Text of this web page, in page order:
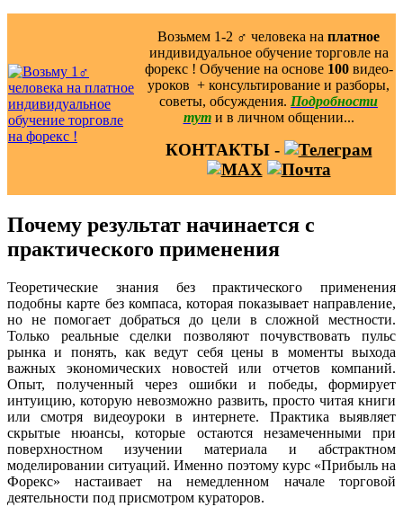
Возьмем 1-2 ‍♂️ человека на платное
индивидуальное обучение торговле на
форекс ! Обучение на основе 100видео-
уроков ️ + консультирование и разборы,
советы, обсуждения. Подробности
тут и в личном общении...
КОНТАКТЫ -
Почему результат начинается с
практического применения
Теоретические знания без практического применения
подобны карте без компаса, которая показывает направление,
но не помогает добраться до цели в сложной местности.
Только реальные сделки позволяют почувствовать пульс
рынка и понять, как ведут себя цены в моменты выхода
важных экономических новостей или отчетов компаний.
Опыт, полученный через ошибки и победы, формирует
интуицию, которую невозможно развить, просто читая книги
или смотря видеоуроки в интернете. Практика выявляет
скрытые нюансы, которые остаются незамеченными при
поверхностном изучении материала и абстрактном
моделировании ситуаций. Именно поэтому курс «Прибыль на
Форекс» настаивает на немедленном начале торговой
деятельности под присмотром кураторов.